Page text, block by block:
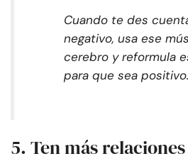
Cuando te des
negativo, usa ese
cerebro y reformula
para que sea positivo.
5. Ten más